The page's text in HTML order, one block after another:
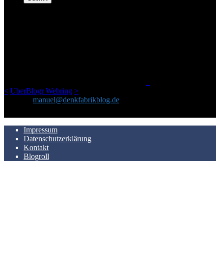
< UberBlogr Webring >
manuel@denkfabrikblog.de
Impressum
Datenschutzerklärung
Kontakt
Blogroll